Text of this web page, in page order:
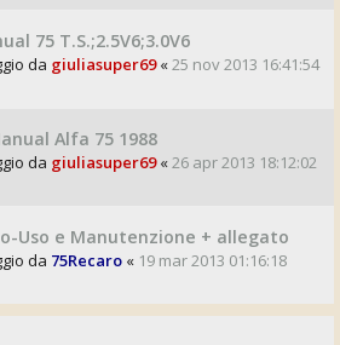
75 T.S.;2.5V6;3.0V6
da giuliasuper69«25 nov 2013 16:41:54
Alfa 75 1988
da giuliasuper69«26 apr 2013 18:12:02
Uso e Manutenzione + allegato
da 75Recaro « 19 mar 2013 01:16:18